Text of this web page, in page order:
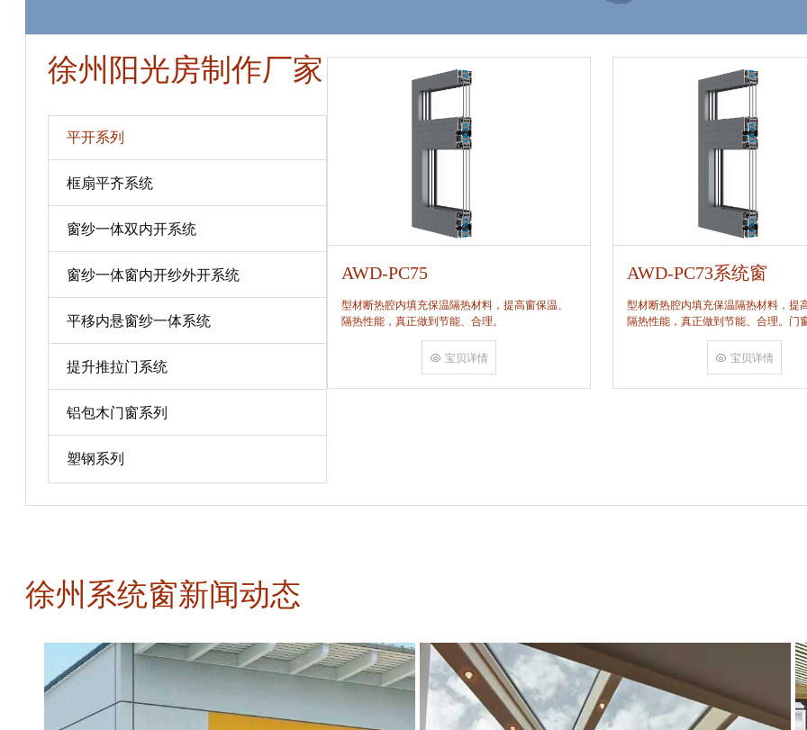
徐州阳光房制作厂家
平开系列
框扇平齐系统
窗纱一体双内开系统
窗纱一体窗内开纱外开系统
平移内悬窗纱一体系统
提升推拉门系统
铝包木门窗系列
塑钢系列
AWD-PC80
隔热性能，真正做到节能、合理。
宝贝详情
AWD-PC75
型材断热腔内填充保温隔热材料，提高窗保温、
隔热性能，真正做到节能、合理。
宝贝详情
AWD-PC73系统窗
型材断热腔内填充保温隔热材料，提
隔热性能，真正做到节能、合理。门
角，采用多点挤压角码结构与加重型
结合完成，在通过角部加注德国双组
宝贝详情
徐州系统窗新闻动态